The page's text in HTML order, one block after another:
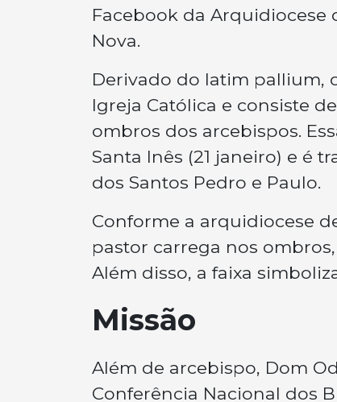
Facebook da Arquidiocese
Nova.
Derivado do latim pallium,
Igreja Católica e consiste
ombros dos arcebispos.
Santa Inês (21 janeiro) e é
dos Santos Pedro e Paulo.
Conforme a arquidiocese
pastor carrega nos
Além disso, a faixa
Missão
Além de arcebispo, Dom
Conferência Nacional dos